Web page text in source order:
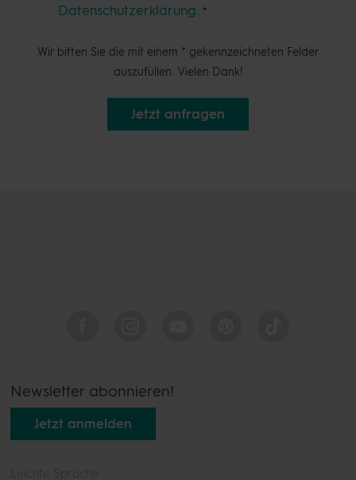
Datenschutzerklärung.
Wir bitten Sie die mit einem * gekennzeichneten Felder
auszufüllen. Vielen Dank!
Newsletter abonnieren!
Jetzt anmelden